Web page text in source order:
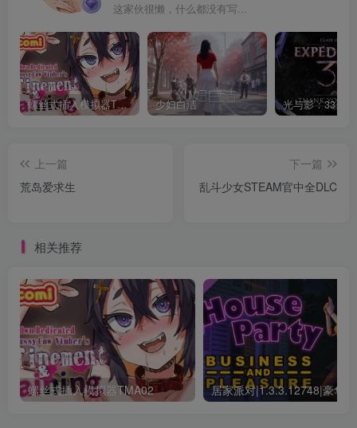
这家伙很懒，什么都没有写...
螺丝式插入模拟器TMA02 少妇白洁
上一篇
荒岛爱求生
下一篇
乱斗少女STEAM官中全DLC
相关推荐
螺丝式插入模拟器TMA02